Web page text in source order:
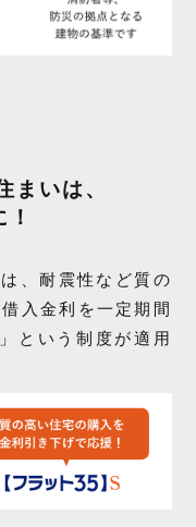
まいは、
、耐震性など質の
借入金利を一定期間
という制度が適用